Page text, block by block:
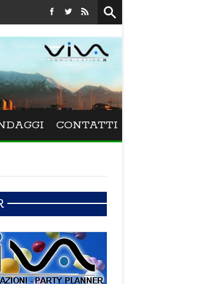
Festival La Versiliana - Maurizio Schweizer
CONTATTI